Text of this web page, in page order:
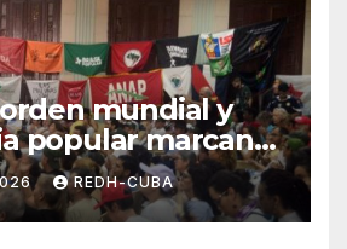
mundial y
popular marcan
la IV Asamblea
de ALBA
en Cuba
REDH-CUBA